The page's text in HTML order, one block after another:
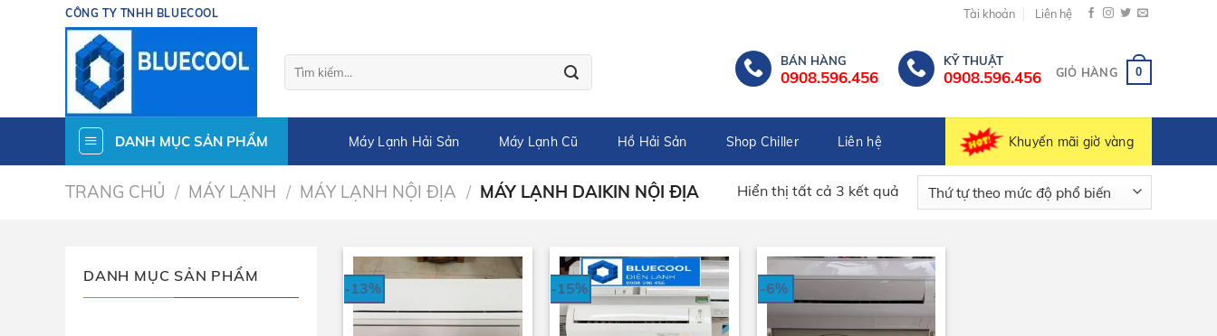
CÔNG TY TNHH BLUECOOL Tài khoản Liên hệ
kiếm:
BÁN HÀNG
0908.596.456
KỸ THUẬT
0908.596.456 GIỎ HÀNG 0
DANH MỤC SẢN PHẨM Máy Lạnh Hải Sản Máy Lạnh Cũ Hồ Hải Sản Shop Chiller Liên hệ Khuyến mãi giờ vàng
TRANG CHỦ / MÁY LẠNH / MÁY LẠNH NỘI ĐỊA / MÁY LẠNH DAIKIN NỘI ĐỊA Hiển thị tất cả 3 kết quả
DANH MỤC SẢN PHẨM
-13% -15% -6%